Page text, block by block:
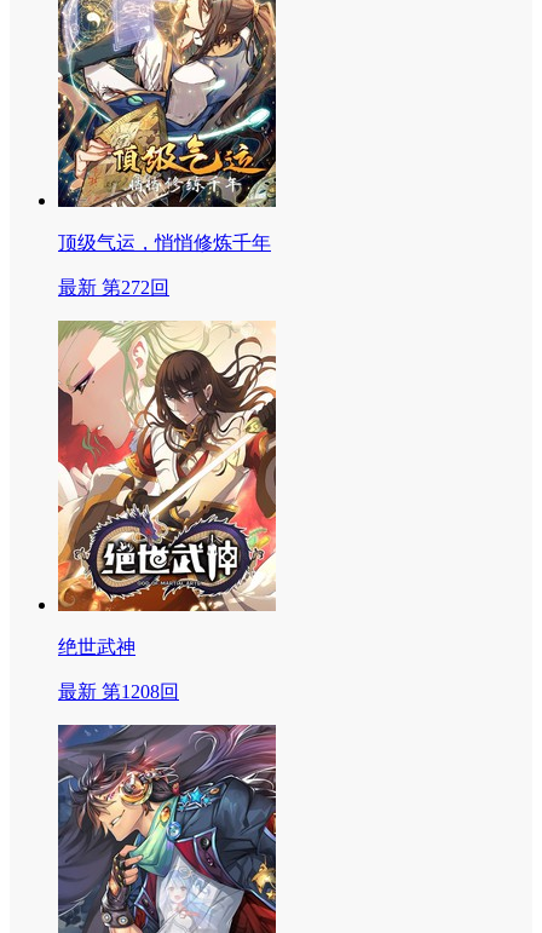
顶级气运，悄悄修炼千年
最新 第272回
绝世武神
最新 第1208回